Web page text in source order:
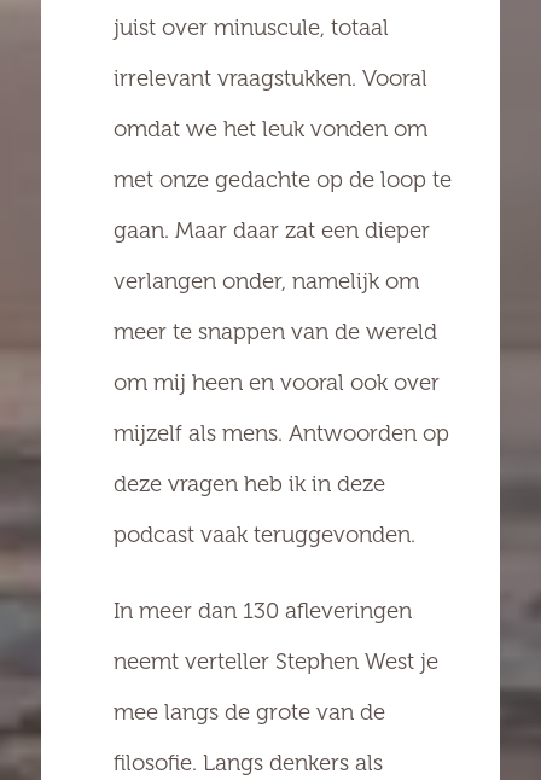
juist over minuscule, totaal
irrelevant vraagstukken. Vooral
omdat we het leuk vonden om
met onze gedachte op de loop te
gaan. Maar daar zat een dieper
verlangen onder, namelijk om
meer te snappen van de wereld
om mij heen en vooral ook over
mijzelf als mens. Antwoorden op
deze vragen heb ik in deze
podcast vaak teruggevonden.
In meer dan 130 afleveringen
neemt verteller Stephen West je
mee langs de grote van de
filosofie. Langs denkers als